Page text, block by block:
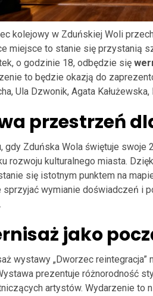
kolejowy w Zduńskiej Woli
miejsce to stanie się przystanią
o godzinie 18, odbędzie się
to będzie okazją do
Ula Dzwonik, Agata
przestrzeń
gdy Zduńska Wola świętuje
rozwoju kulturalnego miasta.
się istotnym punktem na
sprzyjać wymianie doświadczeń i
jako
wystawy „Dworzec
prezentuje różnorodność
artystów. Wydarzenie to